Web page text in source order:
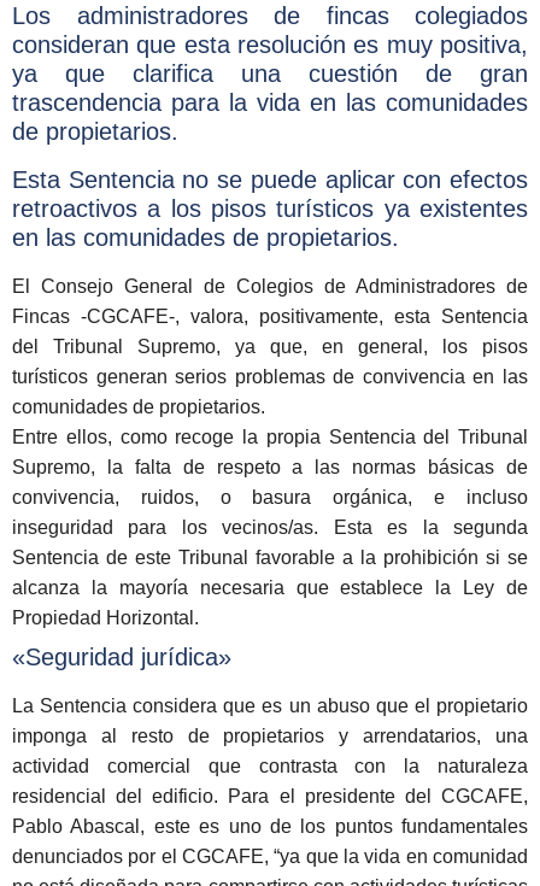
Los administradores de fincas colegiados
consideran que esta resolución es muy positiva,
ya que clarifica una cuestión de gran
trascendencia para la vida en las comunidades
de propietarios.
Esta Sentencia no se puede aplicar con efectos
retroactivos a los pisos turísticos ya existentes
en las comunidades de propietarios.
El Consejo General de Colegios de Administradores de
Fincas -CGCAFE-, valora, positivamente, esta Sentencia
del Tribunal Supremo, ya que, en general, los pisos
turísticos generan serios problemas de convivencia en las
comunidades de propietarios.
Entre ellos, como recoge la propia Sentencia del Tribunal
Supremo, la falta de respeto a las normas básicas de
convivencia, ruidos, o basura orgánica, e incluso
inseguridad para los vecinos/as. Esta es la segunda
Sentencia de este Tribunal favorable a la prohibición si se
alcanza la mayoría necesaria que establece la Ley de
Propiedad Horizontal.
«Seguridad jurídica»
La Sentencia considera que es un abuso que el propietario
imponga al resto de propietarios y arrendatarios, una
actividad comercial que contrasta con la naturaleza
residencial del edificio. Para el presidente del CGCAFE,
Pablo Abascal, este es uno de los puntos fundamentales
denunciados por el CGCAFE, “ya que la vida en comunidad